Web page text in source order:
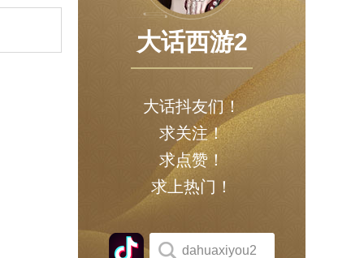
大话西游2
大话抖友们！
求关注！
求点赞！
求上热门！
dahuaxiyou2